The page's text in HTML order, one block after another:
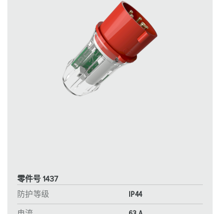
零件号 1437
防护等级
IP44